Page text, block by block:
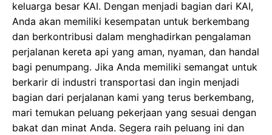
keluarga besar KAI. Dengan menjadi bagian dari KAI,
Anda akan memiliki kesempatan untuk berkembang
dan berkontribusi dalam menghadirkan pengalaman
perjalanan kereta api yang aman, nyaman, dan handal
bagi penumpang. Jika Anda memiliki semangat untuk
berkarir di industri transportasi dan ingin menjadi
bagian dari perjalanan kami yang terus berkembang,
mari temukan peluang pekerjaan yang sesuai dengan
bakat dan minat Anda. Segera raih peluang ini dan